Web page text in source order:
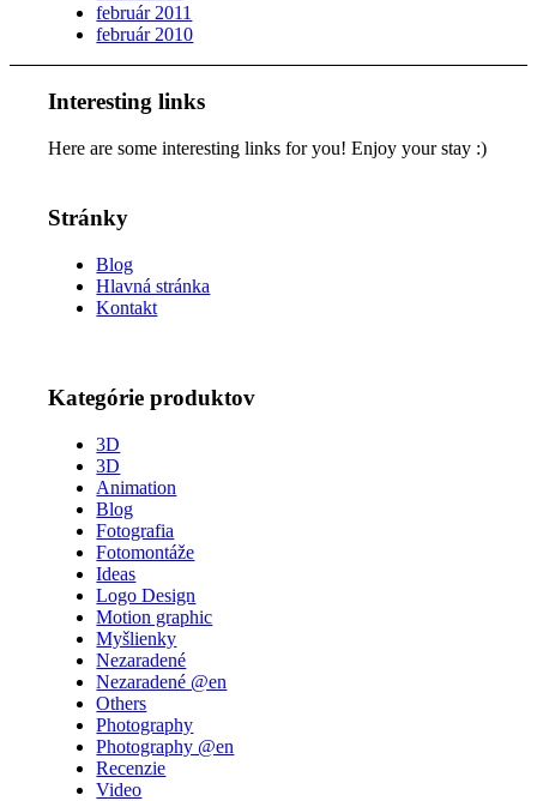
február 2011
február 2010
Interesting links
Here are some interesting links for you! Enjoy your stay :)
Stránky
Blog
Hlavná stránka
Kontakt
Kategórie produktov
3D
3D
Animation
Blog
Fotografia
Fotomontáže
Ideas
Logo Design
Motion graphic
Myšlienky
Nezaradené
Nezaradené @en
Others
Photography
Photography @en
Recenzie
Video